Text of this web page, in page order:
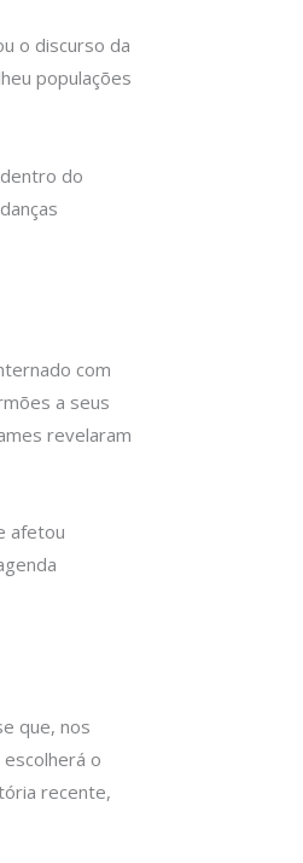
o discurso da
populações
do
com
a seus
revelaram
afetou
que, nos
o
recente,